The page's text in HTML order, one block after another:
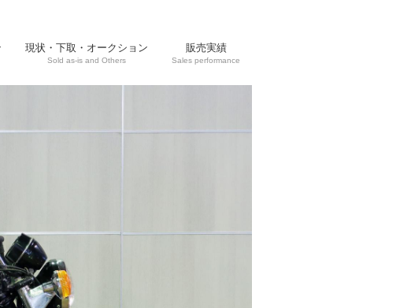
現状・下取・オークション
Sold as-is and Others
販売実績
Sales performance